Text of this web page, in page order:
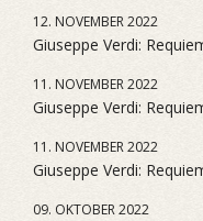
12. NOVEMBER 2022
Giuseppe Verdi:
11. NOVEMBER 2022
Giuseppe Verdi:
11. NOVEMBER 2022
Giuseppe Verdi:
09. OKTOBER 2022